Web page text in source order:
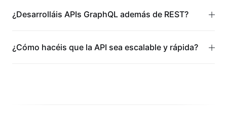
¿Desarrolláis APIs GraphQL además de REST?
¿Cómo hacéis que la API sea escalable y rápida?